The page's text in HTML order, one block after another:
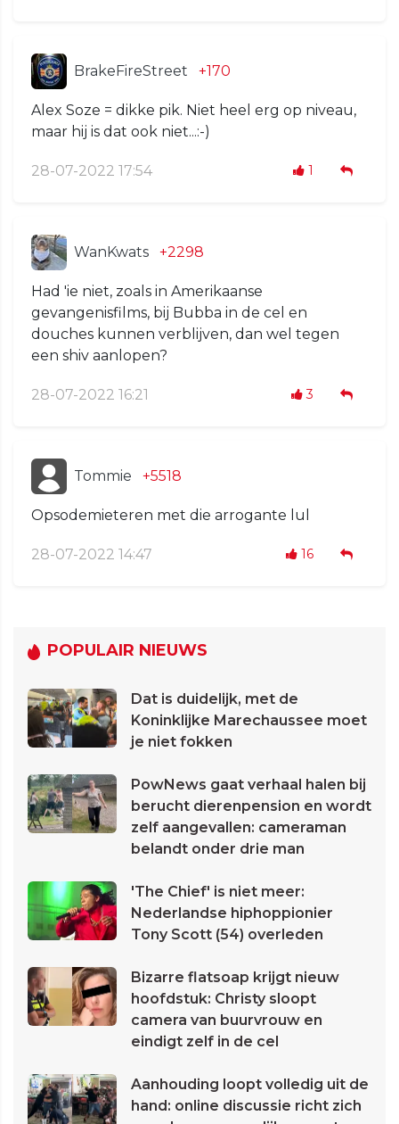
BrakeFireStreet +170
Alex Soze = dikke pik. Niet heel erg op niveau,
maar hij is dat ook niet...:-)
28-07-2022 17:54 1
WanKwats +2298
Had 'ie niet, zoals in Amerikaanse
gevangenisfilms, bij Bubba in de cel en
douches kunnen verblijven, dan wel tegen
een shiv aanlopen?
28-07-2022 16:21 3
Tommie +5518
Opsodemieteren met die arrogante lul
28-07-2022 14:47 16
POPULAIR NIEUWS
Dat is duidelijk, met de
Koninklijke Marechaussee moet
je niet fokken
PowNews gaat verhaal halen bij
berucht dierenpension en wordt
zelf aangevallen: cameraman
belandt onder drie man
'The Chief' is niet meer:
Nederlandse hiphoppionier
Tony Scott (54) overleden
Bizarre flatsoap krijgt nieuw
hoofdstuk: Christy sloopt
camera van buurvrouw en
eindigt zelf in de cel
Aanhouding loopt volledig uit de
hand: online discussie richt zich